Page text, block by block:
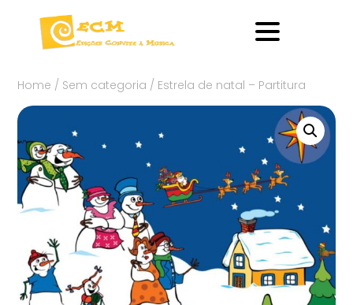
Home / Sem categoria / Estrela de natal – Partitura